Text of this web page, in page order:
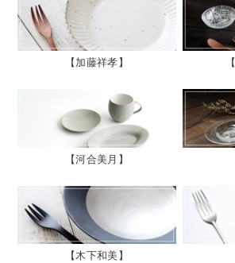
加藤祥孝
河合美月
木下和美